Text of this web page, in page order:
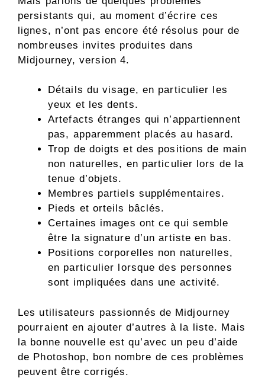
persistants qui, au moment d’écrire ces
lignes, n’ont pas encore été résolus pour de
nombreuses invites produites dans
Midjourney, version 4.
Détails du visage, en particulier les
yeux et les dents.
Artefacts étranges qui n’appartiennent
pas, apparemment placés au hasard.
Trop de doigts et des positions de main
non naturelles, en particulier lors de la
tenue d’objets.
Membres partiels supplémentaires.
Pieds et orteils bâclés.
Certaines images ont ce qui semble
être la signature d’un artiste en bas.
Positions corporelles non naturelles,
en particulier lorsque des personnes
sont impliquées dans une activité.
Les utilisateurs passionnés de Midjourney
pourraient en ajouter d’autres à la liste. Mais
la bonne nouvelle est qu’avec un peu d’aide
de Photoshop, bon nombre de ces problèmes
peuvent être corrigés.